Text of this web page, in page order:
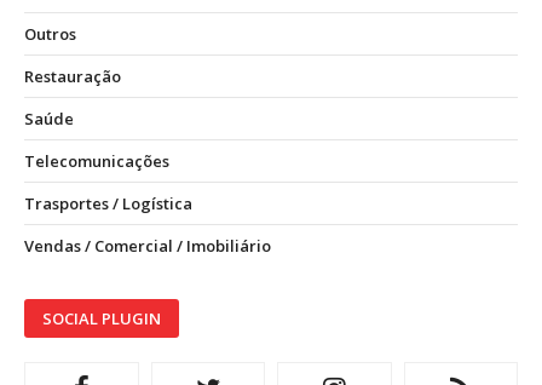
Outros
Restauração
Saúde
Telecomunicações
Trasportes / Logística
Vendas / Comercial / Imobiliário
SOCIAL PLUGIN